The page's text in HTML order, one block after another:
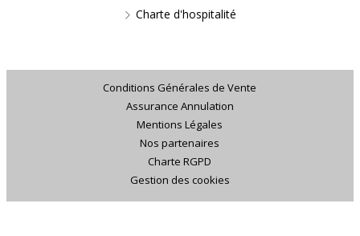
Charte d'hospitalité
Conditions Générales de Vente
Assurance Annulation
Mentions Légales
Nos partenaires
Charte RGPD
Gestion des cookies